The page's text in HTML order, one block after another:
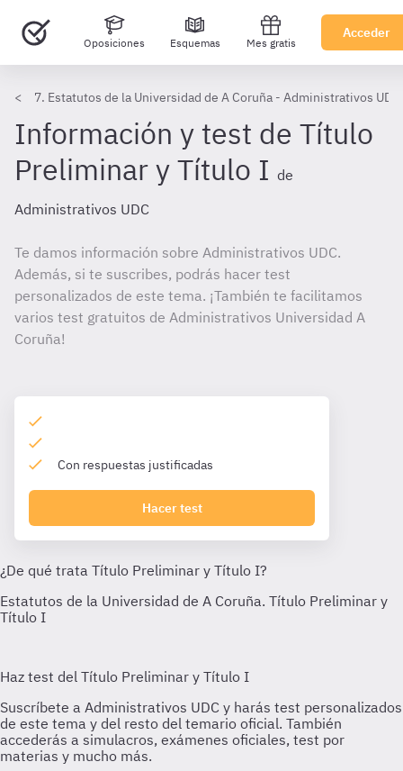
Oposiciones Esquemas Mes gratis
Acceder
7. Estatutos de la Universidad de A Coruña - Administrativos UDC
Información y test de Título
Preliminar y Título I de
Administrativos UDC
Te damos información sobre Administrativos UDC.
Además, si te suscribes, podrás hacer test
personalizados de este tema. ¡También te facilitamos
varios test gratuitos de Administrativos Universidad A
Coruña!
Con respuestas justificadas
Hacer test